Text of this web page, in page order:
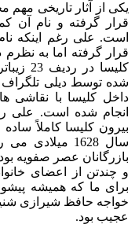
یکی از آثار تاریخی مهم
قرار گرفته و نام آن
است. علی رغم اینکه
قرار گرفته اما به
داخل کلیسا با نقاشی
انجام شده است. علی
بیرون کلیسا کاملاً
سال 1628
بازرگانان عصر صفویه
و چندتن از اعضای
برای ما که همیشه
خواجه حافظ شیرازی
عجیب بود.